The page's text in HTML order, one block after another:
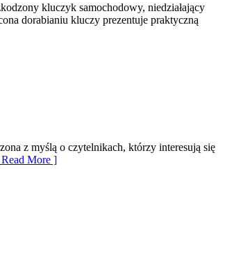
kluczyk samochodowy, niedziałający
dorabianiu kluczy prezentuje praktyczną
z myślą o czytelnikach, którzy interesują się
More ]